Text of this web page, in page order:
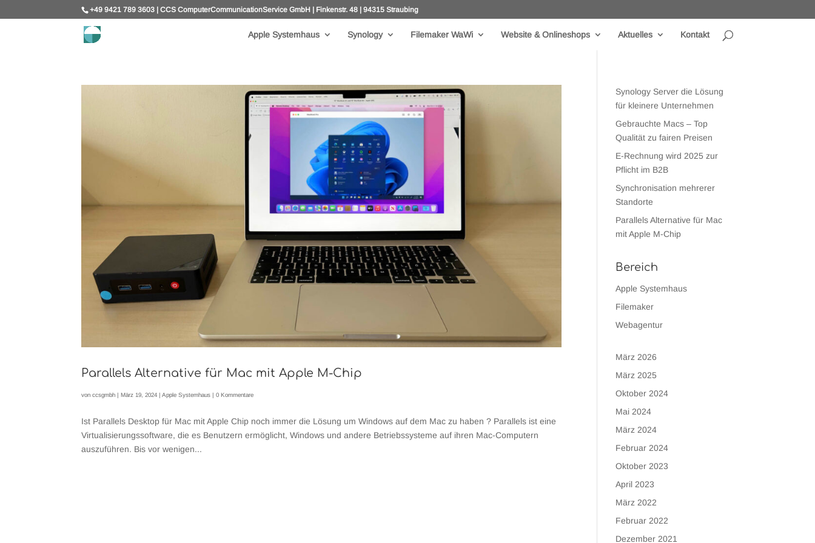
+49 9421 789 3603 | CCS ComputerCommunicationService GmbH | Finkenstr. 48 | 94315 Straubing
Apple Systemhaus Synology Filemaker WaWi Website & Onlineshops Aktuelles Kontakt
Parallels Alternative für Mac mit Apple M-Chip
vonccsgmbh |März 19, 2024 |Apple Systemhaus |0 Kommentare
Ist Parallels Desktop für Mac mit Apple Chip noch immer die Lösung um Windows auf dem Mac zu haben ? Parallels ist eine
Virtualisierungssoftware, die es Benutzern ermöglicht, Windows und andere Betriebssysteme auf ihren Mac-Computern
auszuführen. Bis vor wenigen...
Synology Server die Lösung
für kleinere Unternehmen
Gebrauchte Macs – Top
Qualität zu fairen Preisen
E-Rechnung wird 2025 zur
Pflicht im B2B
Synchronisation mehrerer
Standorte
Parallels Alternative für Mac
mit Apple M-Chip
Bereich
Apple Systemhaus
Filemaker
Webagentur
März 2026
März 2025
Oktober 2024
Mai 2024
März 2024
Februar 2024
Oktober 2023
April 2023
März 2022
Februar 2022
Dezember 2021